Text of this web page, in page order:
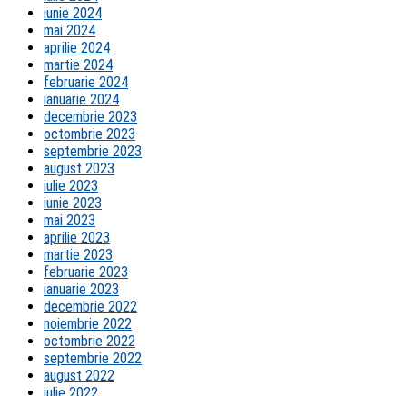
iunie 2024
mai 2024
aprilie 2024
martie 2024
februarie 2024
ianuarie 2024
decembrie 2023
octombrie 2023
septembrie 2023
august 2023
iulie 2023
iunie 2023
mai 2023
aprilie 2023
martie 2023
februarie 2023
ianuarie 2023
decembrie 2022
noiembrie 2022
octombrie 2022
septembrie 2022
august 2022